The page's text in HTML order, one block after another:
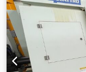
Número de
ALIMENTACIÓN
[V] DIMENSIONES
4240 X 2000 [mm] -
la máquina : 4200
TB Codpfxouhaf Se
Transportador de